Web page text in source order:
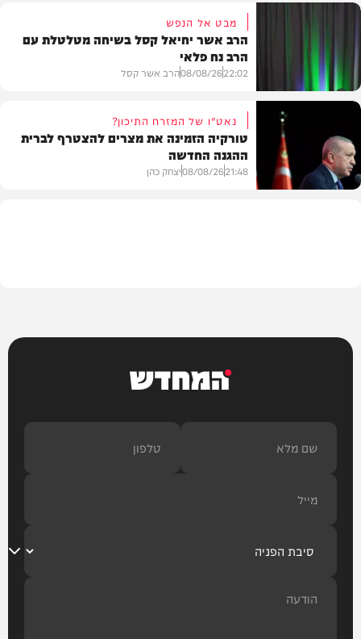
וידאו
חדשות
מבט אל הנפש
הרב אשר יחיאל קסל בשיחה מטלטלת עם
הרב נח פלאי
22:02
08/08/26הרב אשר קסל
נאט"ו של המזרח התיכון?
טורקיה הזמינה את מצרים להצטרף לברית
ההגנה החדשה
21:48
08/08/26יצחק כהן
המחדש